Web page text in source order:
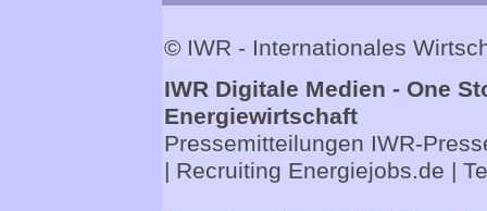
© IWR - Internationales
IWR Digitale Medien - One
Energiewirtschaft
Pressemitteilungen IWR-
| Recruiting Energiejobs.de |